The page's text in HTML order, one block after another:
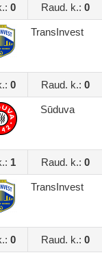
0 Raud. k.: 0
TransInvest
0 Raud. k.: 0
Sūduva
1 Raud. k.: 0
TransInvest
0 Raud. k.: 0